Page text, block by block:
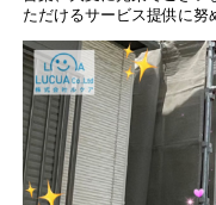
ただけるサービス提供に努